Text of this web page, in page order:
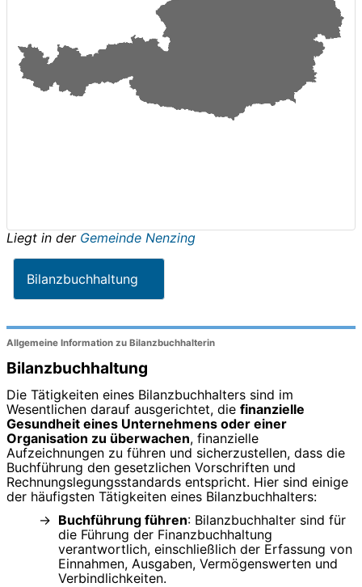
Liegt in der Gemeinde Nenzing
Bilanzbuchhaltung
Allgemeine Information zu Bilanzbuchhalterin
Bilanzbuchhaltung
Die Tätigkeiten eines Bilanzbuchhalters sind im
Wesentlichen darauf ausgerichtet, die finanzielle
Gesundheit eines Unternehmens oder einer
Organisation zu überwachen, finanzielle
Aufzeichnungen zu führen und sicherzustellen, dass die
Buchführung den gesetzlichen Vorschriften und
Rechnungslegungsstandards entspricht. Hier sind einige
der häufigsten Tätigkeiten eines Bilanzbuchhalters:
Buchführung führen: Bilanzbuchhalter sind für
die Führung der Finanzbuchhaltung
verantwortlich, einschließlich der Erfassung von
Einnahmen, Ausgaben, Vermögenswerten und
Verbindlichkeiten.